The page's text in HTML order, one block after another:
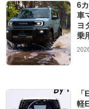
6
車
ヨ
乗
軽